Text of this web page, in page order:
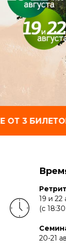
19 и 22
(с
20-21